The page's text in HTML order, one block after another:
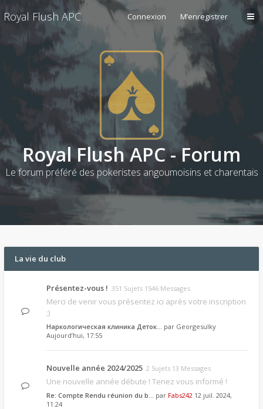
Royal Flush APC Connexion M’enregistrer
Royal Flush APC - Forum
Le forum préféré des pokeristes angoumoisins et charentais
La vie du club
Présentez-vous ! 351 Sujets 1546 Messages
Merci de venir vous présentez ici après votre inscription
;)
Наркологическая клиника Деток… par Georgesulky
Aujourd’hui, 17:55
Nouvelle année 2024/2025 2 Sujets 13 Messages
Une nouvelle année débute ! Tenez vous informé !
Re: Compte Rendu réunion du b… par Fabs242 12 juil. 2024,
11:24